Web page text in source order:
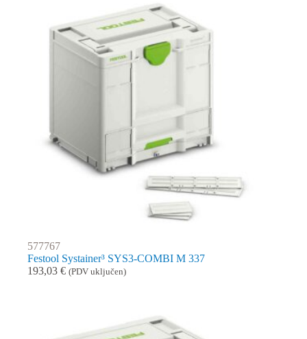
577767
Festool Systainer³ SYS3-COMBI M 337
193,03 € (PDV uključen)